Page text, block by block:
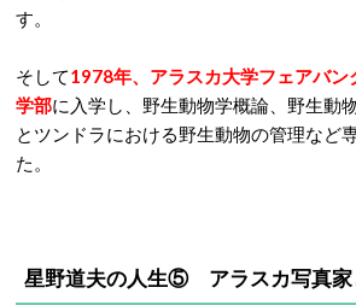
す。
そして1978年、アラスカ大学フェアバン
学部に入学し、野生動物学概論、野生動
とツンドラにおける野生動物の管理など
た。
星野道夫の人生⑤ アラスカ写真家